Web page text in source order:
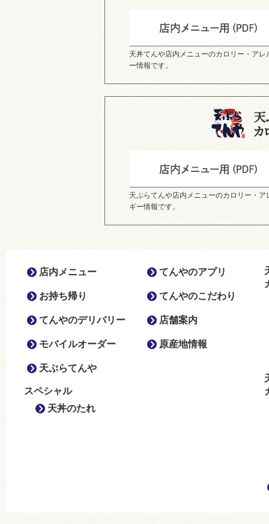
天丼てんや店内メニューのカロリー・アレ
ー情報です。
天ぷらてんや店内メニューのカロリー・ア
ギー情報です。
店内メニュー
お持ち帰り
てんやのデリバリー
モバイルオーダー
天ぷらてんや
スペシャル
天丼のたれ
てんやのアプリ
てんやのこだわり
店舗案内
原産地情報